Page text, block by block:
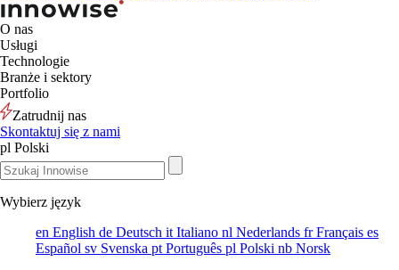
O nas
Usługi
Technologie
Branże i sektory
Portfolio
Zatrudnij nas
Skontaktuj się z nami
pl Polski
Wybierz język
en English de Deutsch it Italiano nl Nederlands frFrançais es
Español sv Svenska pt Português pl Polski nb Norsk